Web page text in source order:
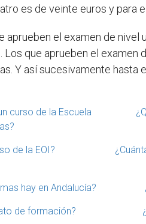
es de veinte euros y para
aprueben el examen de
Los que aprueben el
Y así sucesivamente hasta
curso de la Escuela
de la EOI?
hay en Andalucía?
de formación?